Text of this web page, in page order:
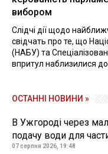
вибором
Слідчі дії щодо
свідчать про те, що
(НАБУ) та
впритул наблизилися до
ОСТАННІ НОВИНИ »
В Ужгороді через
подачу води для
07 серпня 2026, 19:48